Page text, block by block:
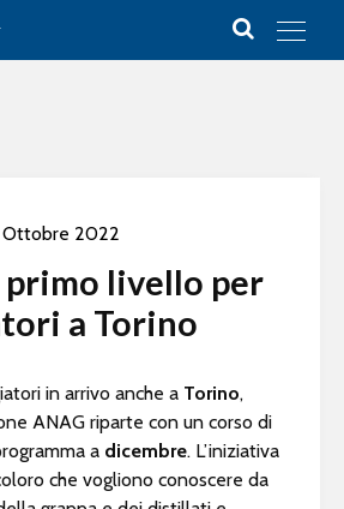
Ottobre 2022
primo livello per
a Torino
in arrivo anche a Torino,
ANAG riparte con un corso di
a dicembre. L’iniziativa
che vogliono conoscere da